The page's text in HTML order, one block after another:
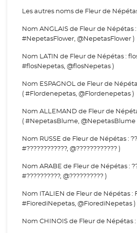
Les autres noms de Fleur de
Nom ANGLAIS de Fleur de Népétas
#NepetasFlower, @NepetasFlower )
Nom LATIN de Fleur de Népétas :
#flosNepetas, @flosNepetas )
Nom ESPAGNOL de Fleur de
( #Flordenepetas, @Flordenepetas )
Nom ALLEMAND de Fleur de
( #NepetasBlume, @NepetasBlume
Nom RUSSE de Fleur de Népétas :
#????????????, @???????????? )
Nom ARABE de Fleur de Népétas :
#??????????, @?????????? )
Nom ITALIEN de Fleur de Népétas :
#FiorediNepetas, @FiorediNepetas )
Nom CHINOIS de Fleur de Népétas :